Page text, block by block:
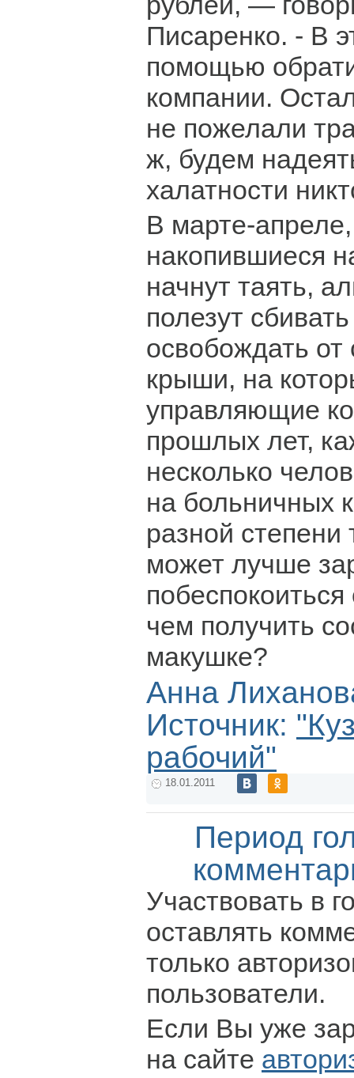
Писаренко. - В
помощью
компании.
не пожелали
ж, будем
халатности
В марте-апреле,
накопившиеся
начнут таять,
полезут
освобождать от
крыши, на
управляющие
прошлых лет,
несколько
на больничных
разной степени
может лучше
чем получить
макушке?
Анна
Источник:
рабочий"
18.01.2011
Период
Участвовать в
оставлять
только
пользователи.
Если Вы уже
на сайте